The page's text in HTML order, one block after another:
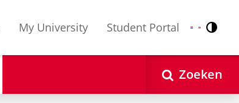
My University Student Portal Nederlands
English
Zoeken